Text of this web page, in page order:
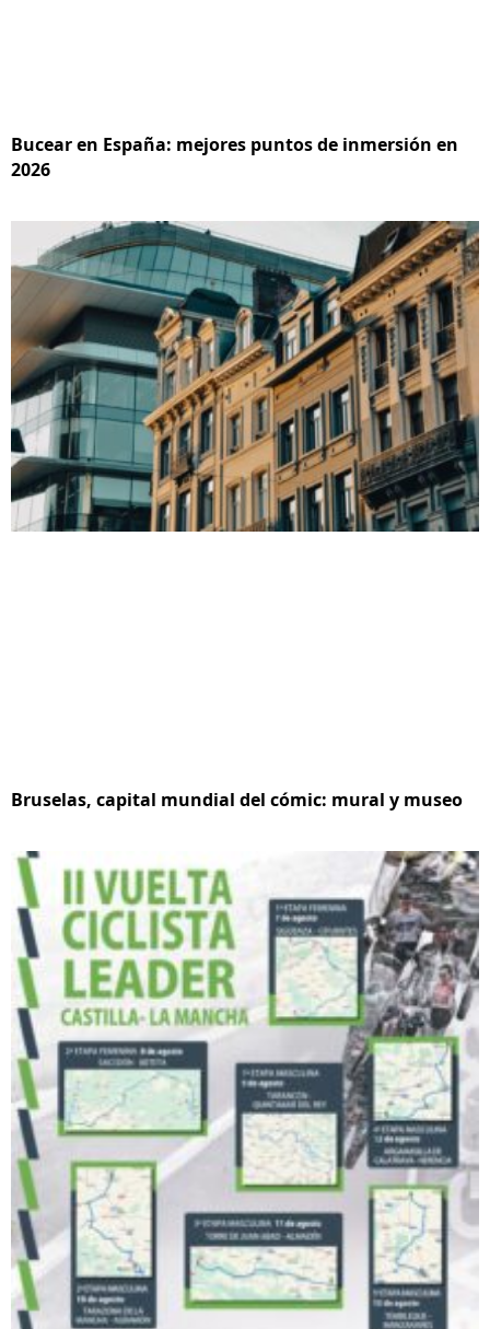
Bucear en España: mejores puntos de inmersión en
2026
Bruselas, capital mundial del cómic: mural y museo